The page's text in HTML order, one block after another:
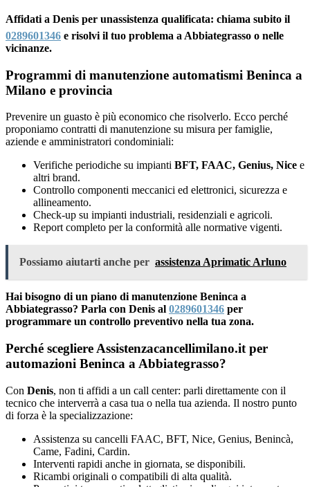
Affidati a Denis per unassistenza qualificata: chiama subito il
0289601346 e risolvi il tuo problema a Abbiategrasso o nelle
vicinanze.
Programmi di manutenzione automatismi Beninca a
Milano e provincia
Prevenire un guasto è più economico che risolverlo. Ecco perché
proponiamo contratti di manutenzione su misura per famiglie,
aziende e amministratori condominiali:
Verifiche periodiche su impianti BFT, FAAC, Genius, Nice e
altri brand.
Controllo componenti meccanici ed elettronici, sicurezza e
allineamento.
Check-up su impianti industriali, residenziali e agricoli.
Report completo per la conformità alle normative vigenti.
Possiamo aiutarti anche per assistenza Aprimatic Arluno
Hai bisogno di un piano di manutenzione Beninca a
Abbiategrasso? Parla con Denis al 0289601346 per
programmare un controllo preventivo nella tua zona.
Perché scegliere Assistenzacancellimilano.it per
automazioni Beninca a Abbiategrasso?
Con Denis, non ti affidi a un call center: parli direttamente con il
tecnico che interverrà a casa tua o nella tua azienda. Il nostro punto
di forza è la specializzazione:
Assistenza su cancelli FAAC, BFT, Nice, Genius, Benincà,
Came, Fadini, Cardin.
Interventi rapidi anche in giornata, se disponibili.
Ricambi originali o compatibili di alta qualità.